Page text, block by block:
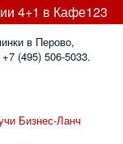
в Перово,
(495) 506-5033.
4+1 в Кафе123